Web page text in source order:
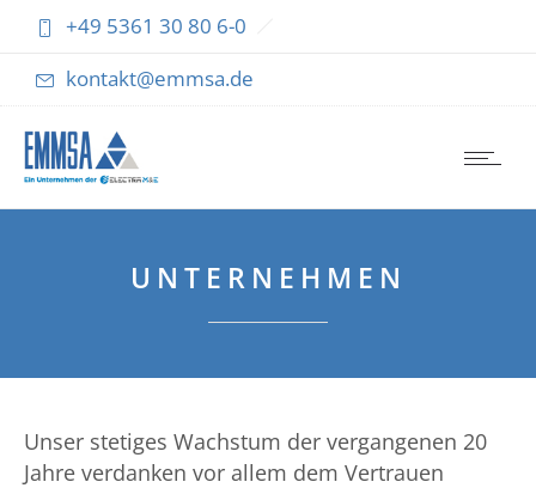
+49 5361 30 80 6-0
kontakt@emmsa.de
UNTERNEHMEN
Unser stetiges Wachstum der vergangenen 20
Jahre verdanken vor allem dem Vertrauen